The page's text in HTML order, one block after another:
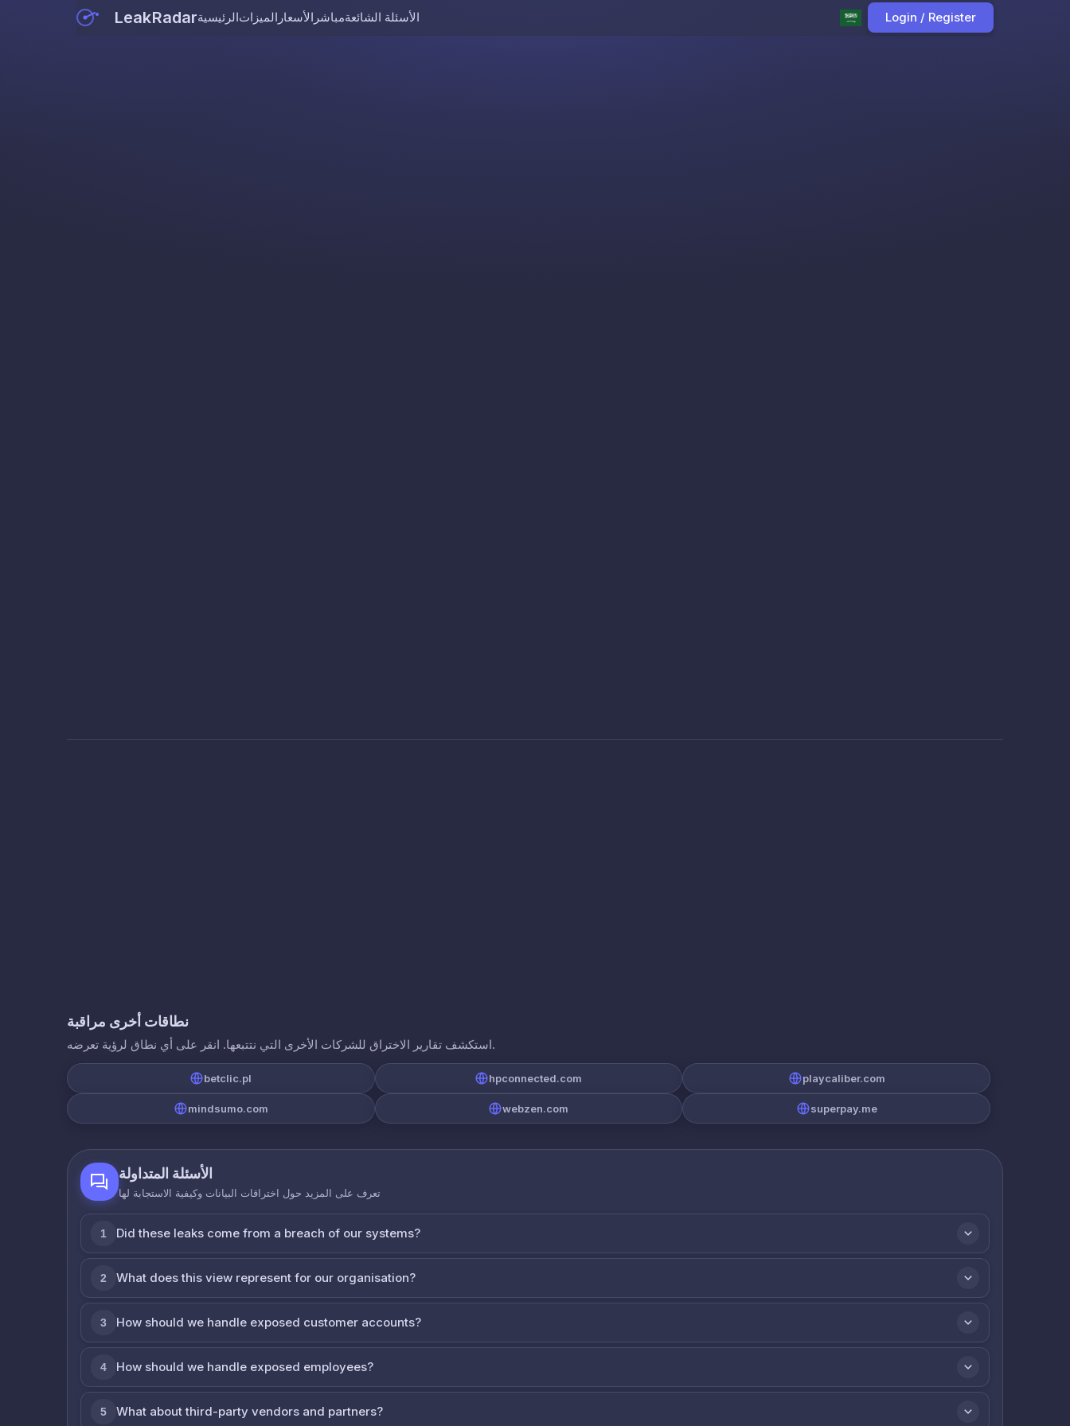
LeakRadarالرئيسيةالميزات الأسعار مباشرالأسئلة الشائعة Login / Register
نطاقات أخرى مراقبة
استكشف تقارير الاختراق للشركات الأخرى التي نتتبعها. انقر على أي نطاق لرؤية تعرضه.
betclic.pl hpconnected.com playcaliber.com
mindsumo.com webzen.com superpay.me
الأسئلة المتداولة
تعرف على المزيد حول اختراقات البيانات وكيفية الاستجابة لها
1 Did these leaks come from a breach of our systems?
2 What does this view represent for our organisation?
3 How should we handle exposed customer accounts?
4 How should we handle exposed employees?
5 What about third-party vendors and partners?